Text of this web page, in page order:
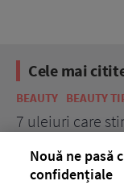
Cele mai
BEAUTY BEAUTY
7 uleiuri care
Nouă ne pasă
confidențiale